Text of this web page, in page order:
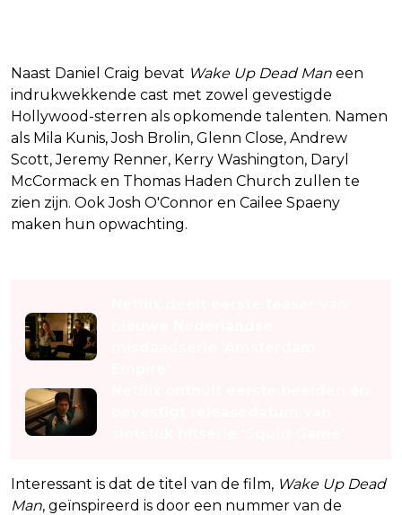
Naast Daniel Craig bevat Wake Up Dead Man een
indrukwekkende cast met zowel gevestigde
Hollywood-sterren als opkomende talenten. Namen
als Mila Kunis, Josh Brolin, Glenn Close, Andrew
Scott, Jeremy Renner, Kerry Washington, Daryl
McCormack en Thomas Haden Church zullen te
zien zijn. Ook Josh O'Connor en Cailee Spaeny
maken hun opwachting.
Interessant is dat de titel van de film, Wake Up Dead
Man, geïnspireerd is door een nummer van de